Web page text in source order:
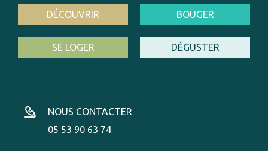
DÉCOUVRIR BOUGER
SE LOGER DÉGUSTER
NOUS CONTACTER
05 53 90 63 74